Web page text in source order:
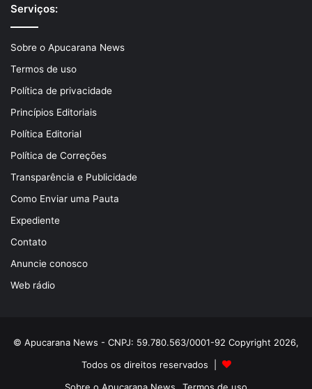
Serviços:
Sobre o Apucarana News
Termos de uso
Política de privacidade
Princípios Editoriais
Política Editorial
Política de Correções
Transparência e Publicidade
Como Enviar uma Pauta
Expediente
Contato
Anuncie conosco
Web rádio
© Apucarana News - CNPJ: 59.780.563/0001-92 Copyright 2026,
Todos os direitos reservados |